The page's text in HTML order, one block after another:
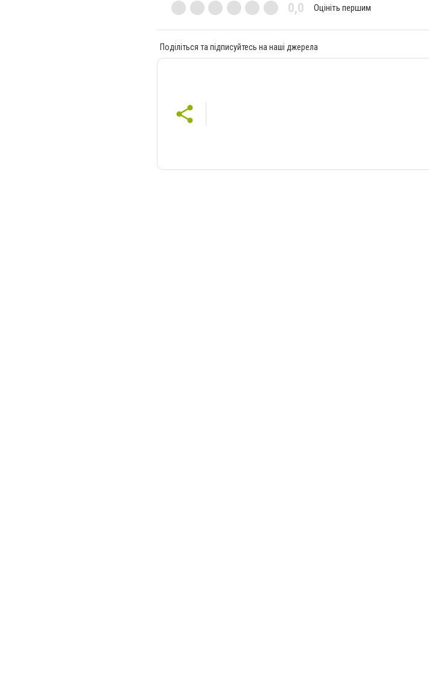
0,0 Оцініть першим
Поділіться та підписуйтесь на наші джерела